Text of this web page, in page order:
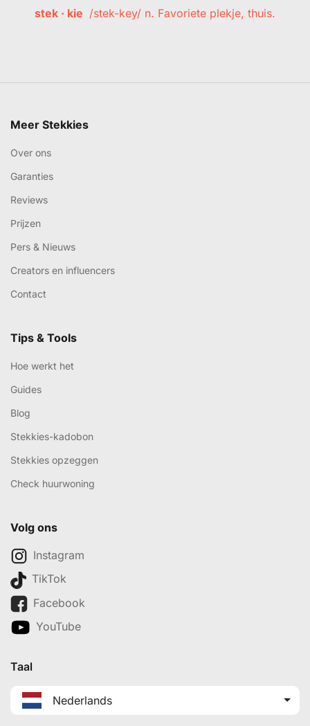
stek · kie /stek-key/ n. Favoriete plekje, thuis.
Meer Stekkies
Over ons
Garanties
Reviews
Prijzen
Pers & Nieuws
Creators en influencers
Contact
Tips & Tools
Hoe werkt het
Guides
Blog
Stekkies-kadobon
Stekkies opzeggen
Check huurwoning
Volg ons
Instagram
TikTok
Facebook
YouTube
Taal
Nederlands